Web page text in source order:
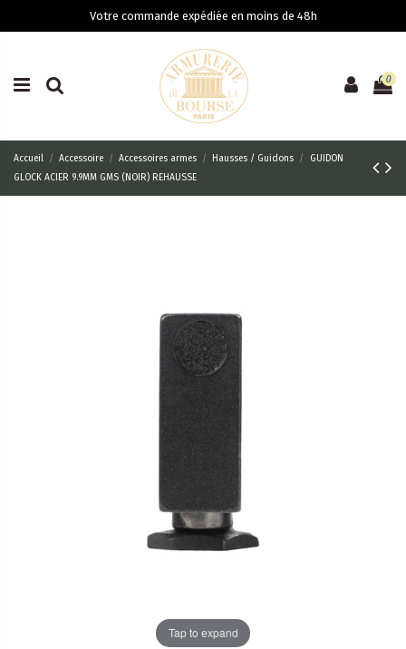
Votre commande expédiée en moins de 48h
0
Accueil Accessoire Accessoires armes Hausses / Guidons
GUIDON
GLOCK ACIER 9.9MM GMS (NOIR) REHAUSSE
Tap to expand